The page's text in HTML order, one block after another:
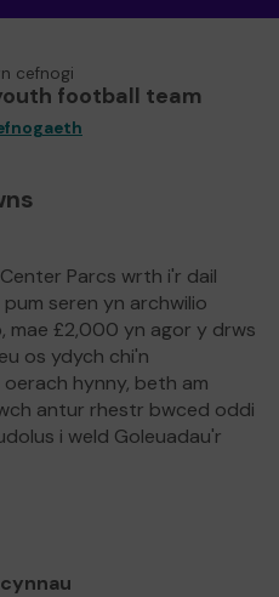
cefnogi
football team
Parcs wrth i'r dail
seren yn archwilio
mae £2,000 yn agor y drws
os ydych chi'n
hynny, beth am
antur rhestr bwced oddi
i weld Goleuadau'r